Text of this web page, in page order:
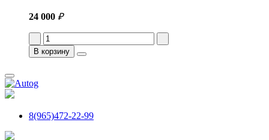
24 000 ₽
В корзину
8(965)472-22-99